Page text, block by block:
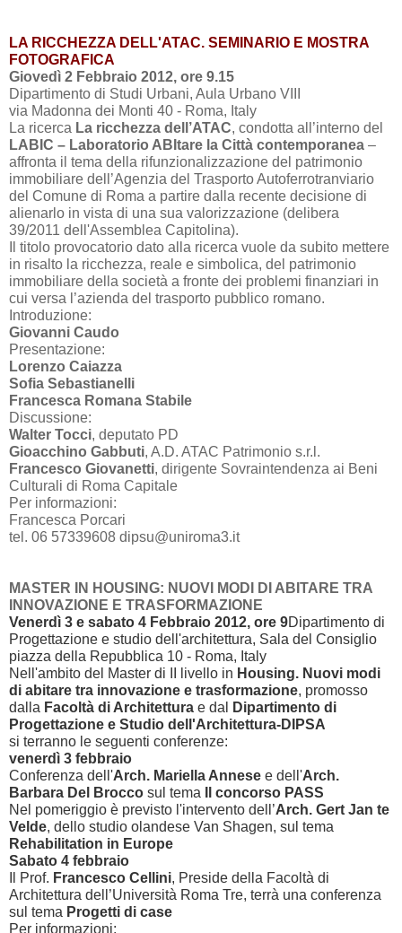
LA RICCHEZZA DELL'ATAC. SEMINARIO E MOSTRA
FOTOGRAFICA
Giovedì 2 Febbraio 2012, ore 9.15
Dipartimento di Studi Urbani, Aula Urbano VIII
via Madonna dei Monti 40 - Roma, Italy
La ricerca La ricchezza dell’ATAC, condotta all’interno del
LABIC – Laboratorio ABItare la Città contemporanea –
affronta il tema della rifunzionalizzazione del patrimonio
immobiliare dell’Agenzia del Trasporto Autoferrotranviario
del Comune di Roma a partire dalla recente decisione di
alienarlo in vista di una sua valorizzazione (delibera
39/2011 dell'Assemblea Capitolina).
Il titolo provocatorio dato alla ricerca vuole da subito mettere
in risalto la ricchezza, reale e simbolica, del patrimonio
immobiliare della società a fronte dei problemi finanziari in
cui versa l’azienda del trasporto pubblico romano.
Introduzione:
Giovanni Caudo
Presentazione:
Lorenzo Caiazza
Sofia Sebastianelli
Francesca Romana Stabile
Discussione:
Walter Tocci, deputato PD
Gioacchino Gabbuti, A.D. ATAC Patrimonio s.r.l.
Francesco Giovanetti, dirigente Sovraintendenza ai Beni
Culturali di Roma Capitale
Per informazioni:
Francesca Porcari
tel. 06 57339608 dipsu@uniroma3.it
MASTER IN HOUSING: NUOVI MODI DI ABITARE TRA
INNOVAZIONE E TRASFORMAZIONE
Venerdì 3 e sabato 4 Febbraio 2012, ore 9Dipartimento di
Progettazione e studio dell'architettura, Sala del Consiglio
piazza della Repubblica 10 - Roma, Italy
Nell'ambito del Master di II livello in Housing. Nuovi modi
di abitare tra innovazione e trasformazione, promosso
dalla Facoltà di Architettura e dal Dipartimento di
Progettazione e Studio dell'Architettura-DIPSA
si terranno le seguenti conferenze:
venerdì 3 febbraio
Conferenza dell'Arch. Mariella Annese e dell'Arch.
Barbara Del Brocco sul tema
Il concorso PASS
Nel pomeriggio è previsto l'intervento dell’Arch. Gert Jan te
Velde, dello studio olandese Van Shagen, sul tema
Rehabilitation in Europe
Sabato 4 febbraio
Il Prof. Francesco Cellini, Preside della Facoltà di
Architettura dell’Università Roma Tre, terrà una conferenza
sul tema Progetti di case
Per informazioni: